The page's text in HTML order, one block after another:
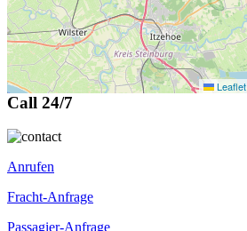
Leaflet
Call 24/7
Anrufen
Fracht-Anfrage
Passagier-Anfrage